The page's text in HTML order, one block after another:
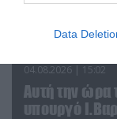
Data
04.08.2026 | 15:02
Αυτή την ώρα
υπουργό